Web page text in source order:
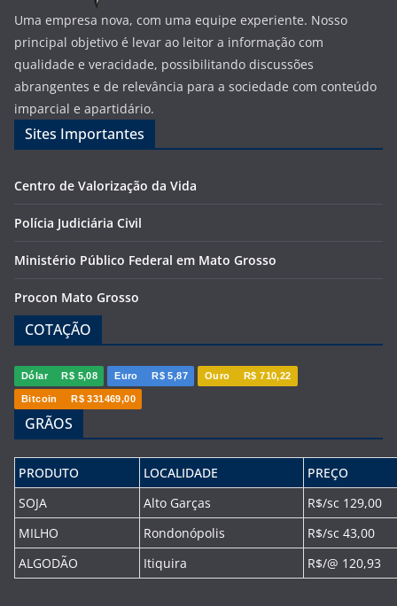
Uma empresa nova, com uma equipe experiente. Nosso
principal objetivo é levar ao leitor a informação com
qualidade e veracidade, possibilitando discussões
abrangentes e de relevância para a sociedade com conteúdo
imparcial e apartidário.
Sites Importantes
Centro de Valorização da Vida
Polícia Judiciária Civil
Ministério Público Federal em Mato Grosso
Procon Mato Grosso
COTAÇÃO
Dólar R$ 5,08 Euro R$ 5,87 Ouro R$ 710,22
Bitcoin R$ 331469,00
GRÃOS
PRODUTO LOCALIDADE
PREÇO
SOJA
Alto Garças
R$/sc 129,00
MILHO
Rondonópolis
R$/sc 43,00
ALGODÃO
Itiquira R$/@ 120,93